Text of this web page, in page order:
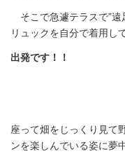
そこで急遽テラスで”遠
リュックを自分で着用し
出発です！！
座って畑をじっくり見て
ンを楽しんでいる姿に夢